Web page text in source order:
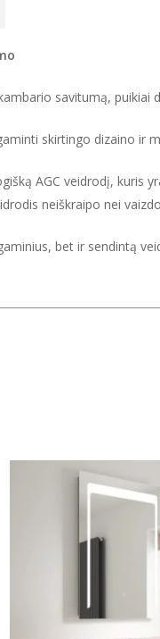
savitumą,
skirtingo dizaino ir
AGC veidrodį, kuris
neiškraipo nei
bet ir sendintą